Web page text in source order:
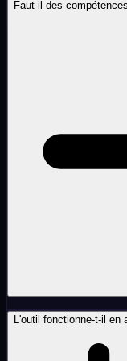
Faut-il des
Non. Obvyous est
L'outil fonctionne-t-il en